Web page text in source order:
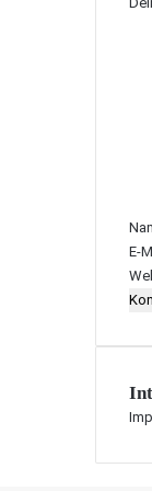
r
*
E-